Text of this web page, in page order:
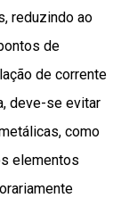
reduzindo ao
de
de corrente
deve-se evitar
como
elementos